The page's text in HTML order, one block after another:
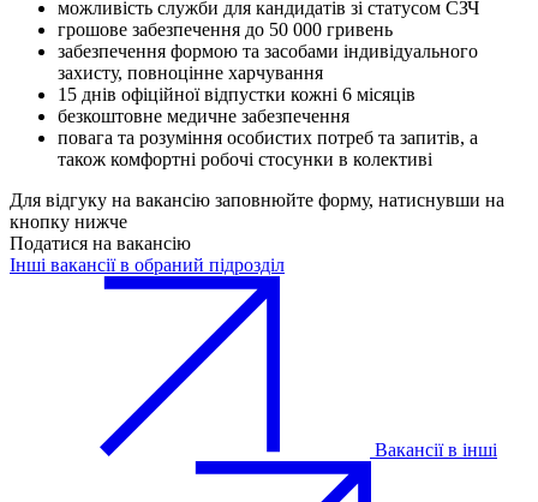
можливість служби для кандидатів зі статусом СЗЧ
грошове забезпечення до 50 000 гривень
забезпечення формою та засобами індивідуального
захисту, повноцінне харчування
15 днів офіційної відпустки кожні 6 місяців
безкоштовне медичне забезпечення
повага та розуміння особистих потреб та запитів, а
також комфортні робочі стосунки в колективі
Для відгуку на вакансію заповнюйте форму, натиснувши на
кнопку нижче
Податися на вакансію
Інші вакансії в обраний підрозділ
Вакансії в інші